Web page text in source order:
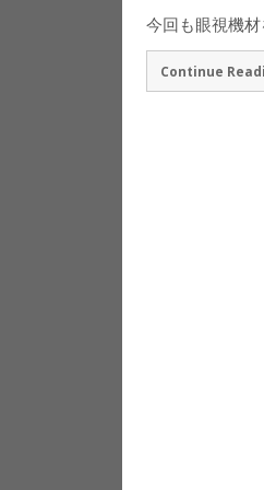
今回も眼視機
Continue